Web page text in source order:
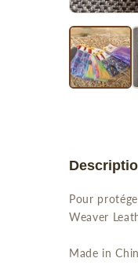
Pour
Weaver
Made in